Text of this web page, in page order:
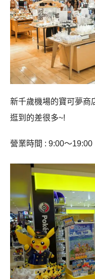
新千歲機場的寶可夢商
逛到的差很多~!
營業時間 : 9:00～19:00